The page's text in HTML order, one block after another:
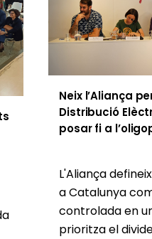
Neix l’Aliança
Distribució
posar fi a
L'Aliança
a Catalunya
controlada en
prioritza el